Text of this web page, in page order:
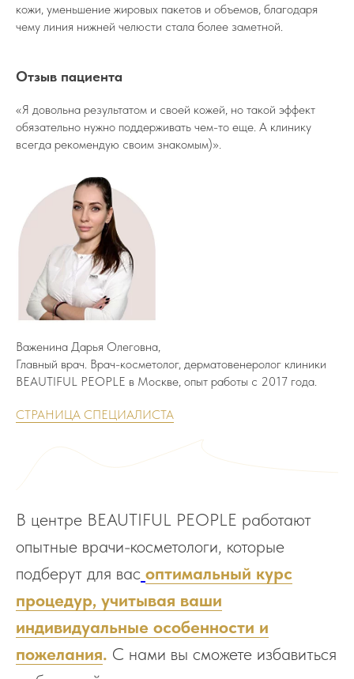
кожи, уменьшение жировых пакетов и объемов, благодаря
чему линия нижней челюсти стала более заметной.
Отзыв пациента
«Я довольна результатом и своей кожей, но такой эффект
обязательно нужно поддерживать чем-то еще. А клинику
всегда рекомендую своим знакомым)».
Важенина Дарья Олеговна,
Главный врач. Врач-косметолог, дерматовенеролог клиники
BEAUTIFUL PEOPLE в Москве, опыт работы с 2017 года.
СТРАНИЦА СПЕЦИАЛИСТА
В центре BEAUTIFUL PEOPLE работают
опытные врачи-косметологи, которые
подберут для вас оптимальный курс
процедур, учитывая ваши
индивидуальные особенности и
пожелания. С нами вы сможете избавиться